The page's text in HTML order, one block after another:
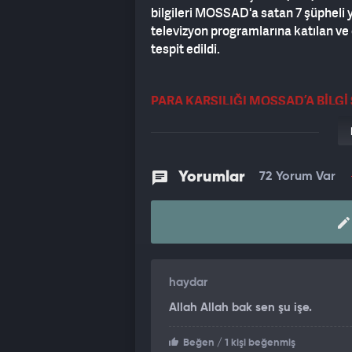
bilgileri MOSSAD'a satan 7 şüpheli
televizyon programlarına katılan
tespit edildi.
PARA KARŞILIĞI MOSSAD’A
Para karşılığı MOSSAD'a bilgi
personeli olduğu kaydedildi.
TÜRKİYE’DE ÖZEL DEDEKTİFLİK
görevlilerinin de bulunduğu
Yorumlar 72 Yorum Var
haydar
Allah Allah bak sen şu işe.
Beğen / 1 kişi beğenmiş